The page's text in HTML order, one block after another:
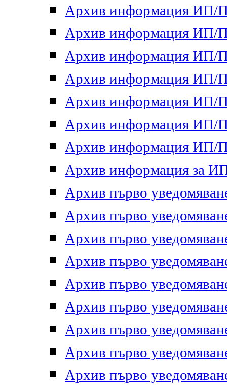
Архив информация ИП/
Архив информация ИП/
Архив информация ИП/
Архив информация ИП/
Архив информация ИП/
Архив информация ИП/
Архив информация ИП/
Архив информация за
Архив първо
Архив първо
Архив първо
Архив първо
Архив първо
Архив първо
Архив първо
Архив първо
Архив първо